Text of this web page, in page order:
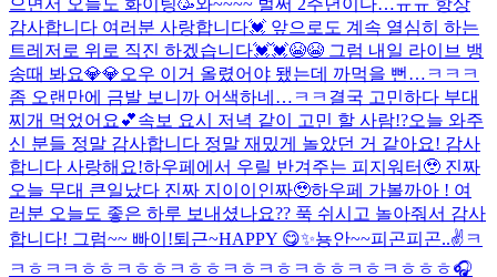
감사합니다 여러분 사랑합니다💓 앞으로도 계속 열심히 하는
트레저로 위로 직진 하겠습니다💓💓😭😭 그럼 내일 라이브 뱅
송때 봐요💎💎오우 이거 올렸어야 됐는데 까먹을 뻔…ㅋㅋㅋ
좀 오랜만에 금발 보니까 어색하네…ㅋㅋ 결국 고민하다 부대
찌개 먹었어요💕속보 요시 저녁 같이 고민 할 사람!?오늘 와주
신 분들 정말 감사합니다 정말 재밌게 놀았던 거 같아요! 감사
합니다 사랑해요!하우페에서 우릴 반겨주는 피지워터🥹 진짜
오늘 무대 큰일났다 진짜 지이이인짜🥹하우페 가볼까아 ! 여
러분 오늘도 좋은 하루 보내셨나요?? 푹 쉬시고 놀아줘서 감사
합니다! 그럼~~ 빠이!퇴근~HAPPY 😋✨뇽안~~피곤피곤..✌️ ㅋ
ㅋㅎㅋㅋㅎㅎㅋㅎㅎㅋㅎㅎㅋㅎㅋㅎㅋㅎㅎㅋㅎㅋㅎㅎㅎ🎧